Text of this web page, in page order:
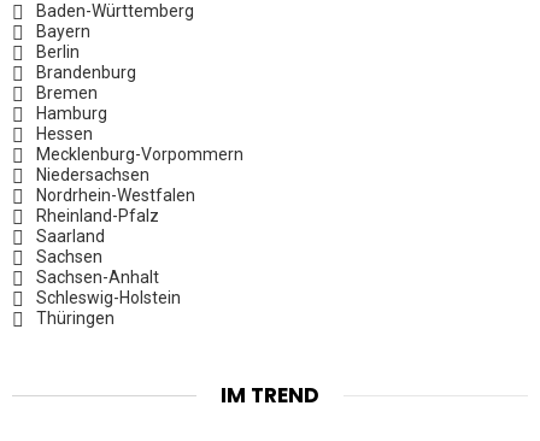
Baden-Württemberg
Bayern
Berlin
Brandenburg
Bremen
Hamburg
Hessen
Mecklenburg-Vorpommern
Niedersachsen
Nordrhein-Westfalen
Rheinland-Pfalz
Saarland
Sachsen
Sachsen-Anhalt
Schleswig-Holstein
Thüringen
IM TREND